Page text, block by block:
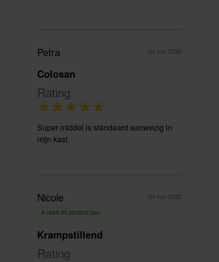
Petra 24 nov 2020
Colosan
Rating
Super middel is standaard aanwezig in
mijn kast.
Nicole
24 nov 2020
Ik raad dit product aan
Krampstillend
Rating